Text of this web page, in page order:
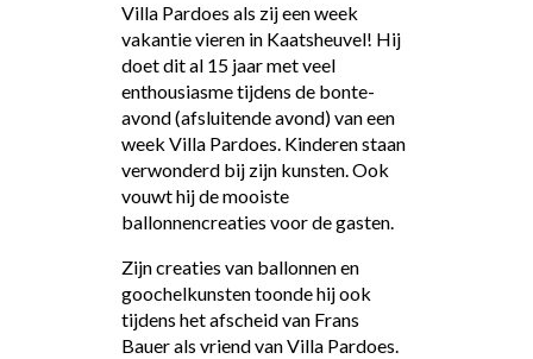
Villa Pardoes als zij een week
vakantie vieren in Kaatsheuvel! Hij
doet dit al 15 jaar met veel
enthousiasme tijdens de bonte-
avond (afsluitende avond) van een
week Villa Pardoes. Kinderen staan
verwonderd bij zijn kunsten. Ook
vouwt hij de mooiste
ballonnencreaties voor de gasten.
Zijn creaties van ballonnen en
goochelkunsten toonde hij ook
tijdens het afscheid van Frans
Bauer als vriend van Villa Pardoes.